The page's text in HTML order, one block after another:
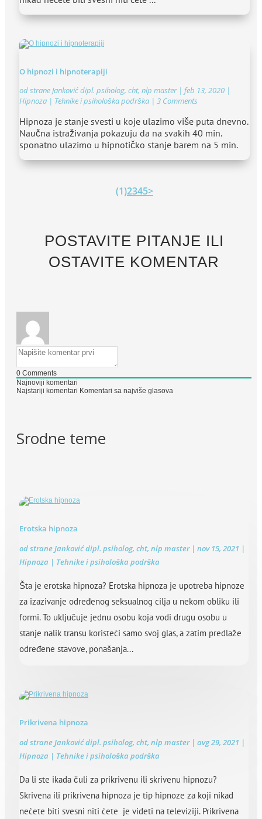
O hipnozi i hipnoterapiji
od straneJanković dipl. psiholog, cht, nlp master| feb 13, 2020 |
Hipnoza | Tehnike i psihološka podrška | 3 Comments
Hipnoza je stanje svesti u koje ulazimo više puta dnevno.
Naučna istraživanja pokazuju da na svakih 40 min.
sponatno ulazimo u hipnotičko stanje barem na 5 min.
(1)2345>
POSTAVITE PITANJE ILI
OSTAVITE KOMENTAR
0 Comments
Najnoviji komentari
Najstariji komentari Komentari sa najviše glasova
Srodne teme
Erotska hipnoza
od straneJanković dipl. psiholog, cht, nlp master| nov 15, 2021 |
Hipnoza | Tehnike i psihološka podrška
Šta je erotska hipnoza? Erotska hipnoza je upotreba hipnoze
za izazivanje određenog seksualnog cilja u nekom obliku ili
formi. To uključuje jednu osobu koja vodi drugu osobu u
stanje nalik transu koristeći samo svoj glas, a zatim predlaže
određene stavove, ponašanja...
Prikrivena hipnoza
od straneJanković dipl. psiholog, cht, nlp master| avg 29, 2021 |
Hipnoza | Tehnike i psihološka podrška
Da li ste ikada čuli za prikrivenu ili skrivenu hipnozu?
Skrivena ili prikrivena hipnoza je tip hipnoze za koji nikad
nećete biti svesni niti ćete je videti na televiziji. Prikrivena